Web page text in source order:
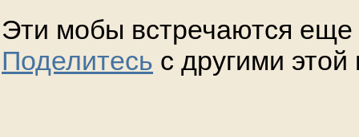
Эти мобы встречаются еще
Поделитесь с другими